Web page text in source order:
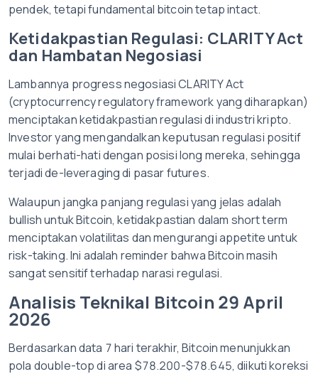
pendek, tetapi fundamental bitcoin tetap intact.
Ketidakpastian Regulasi: CLARITY Act
dan Hambatan Negosiasi
Lambannya progress negosiasi CLARITY Act
(cryptocurrency regulatory framework yang diharapkan)
menciptakan ketidakpastian regulasi di industri kripto.
Investor yang mengandalkan keputusan regulasi positif
mulai berhati-hati dengan posisi long mereka, sehingga
terjadi de-leveraging di pasar futures.
Walaupun jangka panjang regulasi yang jelas adalah
bullish untuk Bitcoin, ketidakpastian dalam short term
menciptakan volatilitas dan mengurangi appetite untuk
risk-taking. Ini adalah reminder bahwa Bitcoin masih
sangat sensitif terhadap narasi regulasi.
Analisis Teknikal Bitcoin 29 April
2026
Berdasarkan data 7 hari terakhir, Bitcoin menunjukkan
pola double-top di area $78.200-$78.645, diikuti koreksi